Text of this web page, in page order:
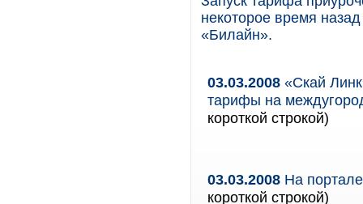
некоторое время
«Билайн».
03.03.2008 «Скай
тарифы на
короткой строкой)
03.03.2008 На
короткой строкой)